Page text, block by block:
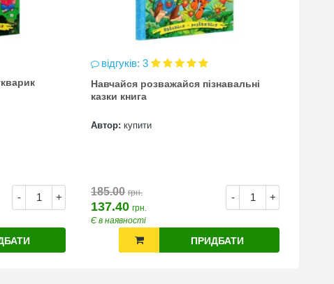
- +
відгуків: 3
Навчайся розважайся пізнавальні
казки книга
Автор: купити
- +
185.00 грн.
137.40 грн.
Є в наявності
ПРИДБАТИ